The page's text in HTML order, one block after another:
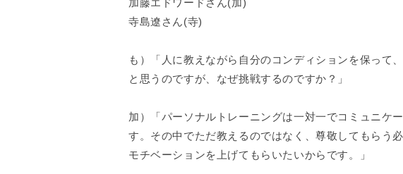
加藤エドワードさん(加)
寺島遼さん(寺)
も）「人に教えながら自分のコンディションを保って
と思うのですが、なぜ挑戦するのですか？」
加）「パーソナルトレーニングは一対一でコミュニケ
す。その中でただ教えるのではなく、尊敬してもらう
モチベーションを上げてもらいたいからです。」